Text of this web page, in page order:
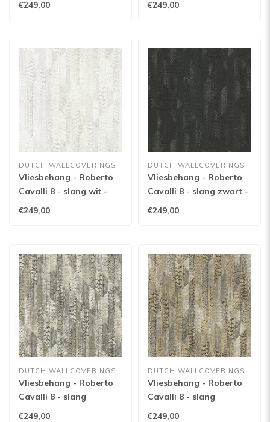
€249,00 €249,00
DUTCH WALLCOVERINGS
Vliesbehang - Roberto
Cavalli 8 - slang wit -
19068
€249,00
DUTCH WALLCOVERINGS
Vliesbehang - Roberto
Cavalli 8 - slang zwart -
19067
€249,00
DUTCH WALLCOVERINGS
Vliesbehang - Roberto
Cavalli 8 - slang
beige/zwart - 19066
€249,00
DUTCH WALLCOVERINGS
Vliesbehang - Roberto
Cavalli 8 - slang
lichtgoud - 19065
€249,00